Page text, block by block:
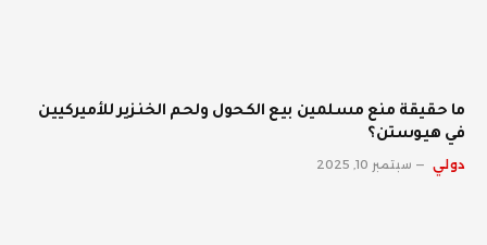
ما حقيقة منع مسلمين بيع الكحول ولحم الخنزير للأميركيين
في هيوستن؟
دولي سبتمبر 10, 2025